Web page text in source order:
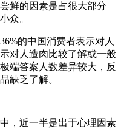
鲜的因素是占很大部分
众。
的中国消费者表示对人
对人造肉比较了解或一般
端答案人数差异较大，反
缺乏了解。
近一半是出于心理因素